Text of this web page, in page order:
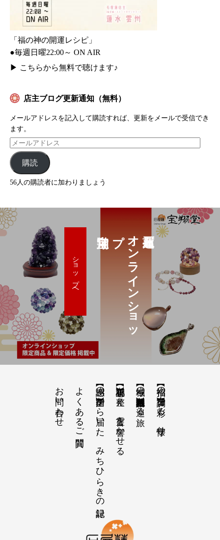
「福の神の開運レシピ」
●毎週日曜22:00～ ON AIR
▶ こちらから無料で聴けます♪
店主ブログ更新通知（無料）
メールアドレスを記入して購読すれば、更新をメールで受信でき
ます。
購読
56人の購読者に加わりましょう
オ
ン
ラ
イ
ン
シ
ョ
ッ
プ
ショップへ
【招福の調律】日々を彩る、懐守り
【神域の系譜】神社仏閣・自然を巡る旅
【祝詞集】心を整え、言霊を響かせる
【感謝の声】全国から届いた、みちひらきの記録
よくあるご質問
お問い合わせ